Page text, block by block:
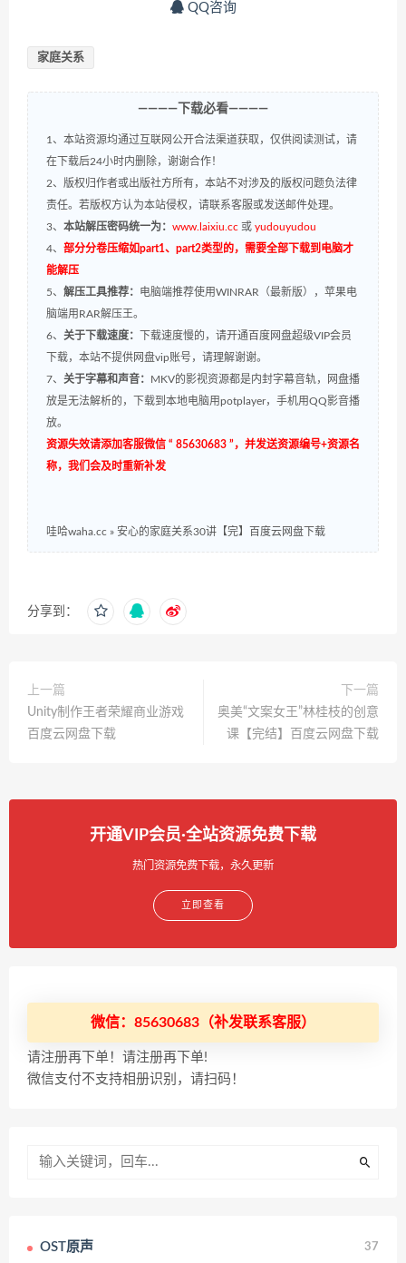
QQ咨询
家庭关系
————下载必看————
1、本站资源均通过互联网公开合法渠道获取，仅供阅读测试，请
在下载后24小时内删除，谢谢合作！
2、版权归作者或出版社方所有，本站不对涉及的版权问题负法律
责任。若版权方认为本站侵权，请联系客服或发送邮件处理。
3、 本站解压密码统一为： www.laixiu.cc 或 yudouyudou
4、 部分分卷压缩如part1、part2类型的，需要全部下载到电脑才
能解压
5、 解压工具推荐： 电脑端推荐使用WINRAR（最新版），苹果电
脑端用RAR解压王。
6、 关于下载速度：
下载速度慢的，请开通百度网盘超级VIP会员
下载，本站不提供网盘vip账号，请理解谢谢。
7、 关于字幕和声音：
MKV的影视资源都是内封字幕音轨，网盘播
放是无法解析的，下载到本地电脑用potplayer，手机用QQ影音播
放。
资源失效请添加客服微信 “ 85630683 ”，并发送资源编号+资源名
称，我们会及时重新补发
哇哈waha.cc » 安心的家庭关系30讲【完】百度云网盘下载
分享到：
上一篇
Unity制作王者荣耀商业游戏
百度云网盘下载
下一篇
奥美“文案女王”林桂枝的创意
课【完结】百度云网盘下载
开通VIP会员·全站资源免费下载
热门资源免费下载，永久更新
立即查看
微信：85630683（补发联系客服）
请注册再下单！请注册再下单!
微信支付不支持相册识别，请扫码！
OST原声 37